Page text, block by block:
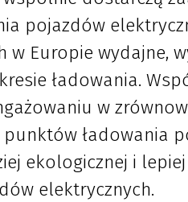
pojazdów
w Europie wydajne,
ładowania.
w
ładowania
ekologicznej i
elektrycznych.